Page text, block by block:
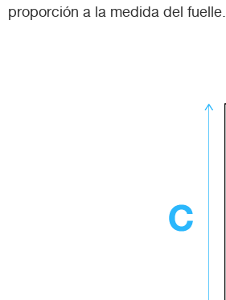
proporción a la medida del fuelle.